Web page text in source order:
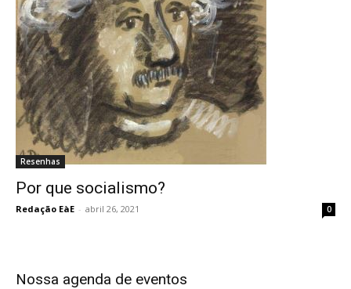
Resenhas
Por que socialismo?
Redação EàE - abril 26, 2021 0
Nossa agenda de eventos